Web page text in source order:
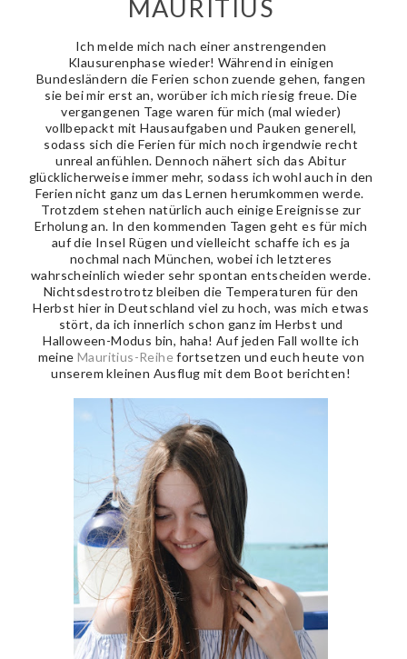
MAURITIUS
Ich melde mich nach einer anstrengenden
Klausurenphase wieder! Während in einigen
Bundesländern die Ferien schon zuende gehen, fangen
sie bei mir erst an, worüber ich mich riesig freue. Die
vergangenen Tage waren für mich (mal wieder)
vollbepackt mit Hausaufgaben und Pauken generell,
sodass sich die Ferien für mich noch irgendwie recht
unreal anfühlen. Dennoch nähert sich das Abitur
glücklicherweise immer mehr, sodass ich wohl auch in den
Ferien nicht ganz um das Lernen herumkommen werde.
Trotzdem stehen natürlich auch einige Ereignisse zur
Erholung an. In den kommenden Tagen geht es für mich
auf die Insel Rügen und vielleicht schaffe ich es ja
nochmal nach München, wobei ich letzteres
wahrscheinlich wieder sehr spontan entscheiden werde.
Nichtsdestrotrotz bleiben die Temperaturen für den
Herbst hier in Deutschland viel zu hoch, was mich etwas
stört, da ich innerlich schon ganz im Herbst und
Halloween-Modus bin, haha! Auf jeden Fall wollte ich
meine Mauritius-Reihefortsetzen und euch heute von
unserem kleinen Ausflug mit dem Boot berichten!